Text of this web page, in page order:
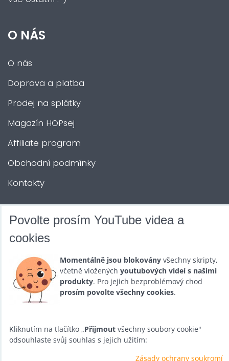
O NÁS
O nás
Doprava a platba
Prodej na splátky
Magazín HOPsej
Affiliate program
Obchodní podmínky
Kontakty
DALŠÍ SLUŽBY
Půjčovna
Promotéři
Kurzy a setkání
Velkoobchod
Nabídka práce
Povolte prosím YouTube videa a
cookies
Momentálně jsou blokovány všechny skripty,
včetně vložených youtubových videí s našimi
produkty. Pro jejich bezproblémový chod
prosím povolte všechny cookies.
Kliknutím na tlačítko „Přijmout všechny soubory cookie"
odsouhlaste svůj souhlas s jejich užitím:
Zásady ochrany soukromí